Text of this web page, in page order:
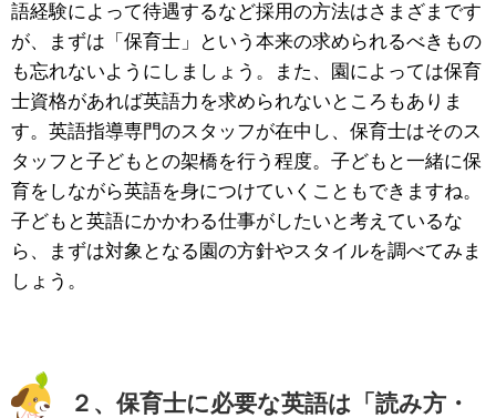
語経験によって待遇するなど採用の方法はさまざまです
が、まずは「保育士」という本来の求められるべきもの
も忘れないようにしましょう。また、園によっては保育
士資格があれば英語力を求められないところもありま
す。英語指導専門のスタッフが在中し、保育士はそのス
タッフと子どもとの架橋を行う程度。子どもと一緒に保
育をしながら英語を身につけていくこともできますね。
子どもと英語にかかわる仕事がしたいと考えているな
ら、まずは対象となる園の方針やスタイルを調べてみま
しょう。
２、保育士に必要な英語は「読み方・